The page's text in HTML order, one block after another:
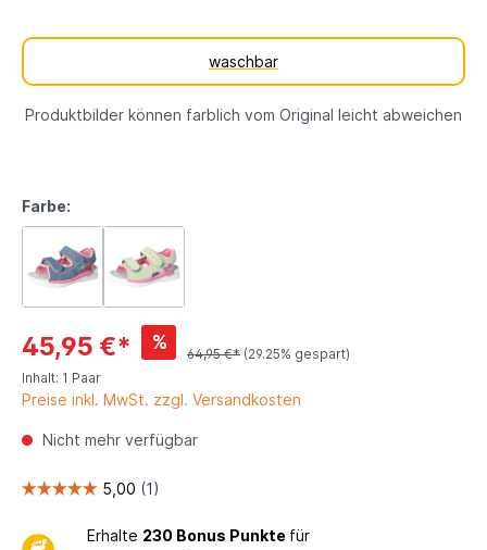
waschbar
Produktbilder können farblich vom Original leicht abweichen
Farbe:
45,95 €* %
64,95 €* (29.25% gespart)
Inhalt: 1 Paar
Preise inkl. MwSt. zzgl. Versandkosten
Nicht mehr verfügbar
Erhalte 230 Bonus Punkte für